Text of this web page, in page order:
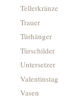
Tellerkränze
Trauer
Türhänger
Türschilder
Untersetzer
Valentinstag
Vasen